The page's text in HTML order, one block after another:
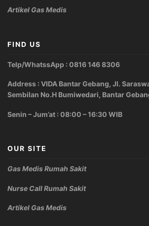
Artikel Gas Medis
FIND US
Telp/WhatssApp : 0816 146 8306
Address : VIDA Bantar Gebang, Jl.
Sembilan No.H Bumiwedari, Bantar
Senin – Jum’at : 08:00 – 16:30 WIB
OUR SITE
Gas Medis Rumah Sakit
Nurse Call Rumah Sakit
Artikel Gas Medis